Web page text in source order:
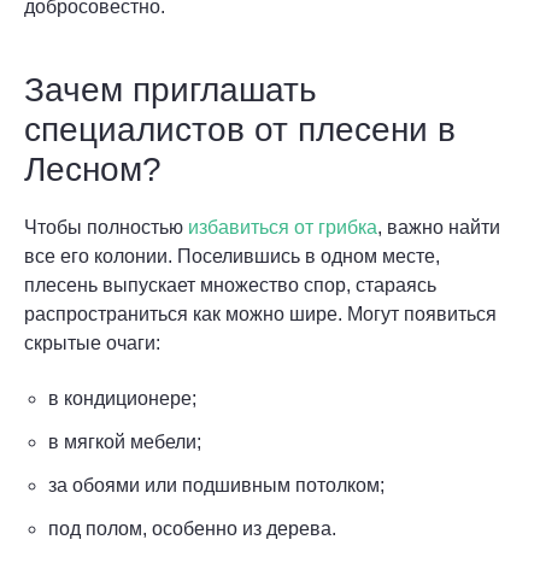
добросовестно.
Зачем приглашать
специалистов от плесени в
Лесном?
Чтобы полностью избавиться от грибка, важно найти
все его колонии. Поселившись в одном месте,
плесень выпускает множество спор, стараясь
распространиться как можно шире. Могут появиться
скрытые очаги:
в кондиционере;
в мягкой мебели;
за обоями или подшивным потолком;
под полом, особенно из дерева.